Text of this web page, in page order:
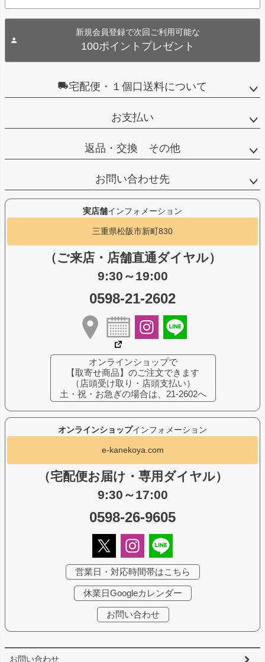
新規会員登録で次回ご利用可能な
100ポイントプレゼント
宅配便・１個口送料について
お支払い
返品・交換 その他
お問い合わせ先
お問い合わせ
オンラインショップインフォメーション
e-kanekoya.com
（宅配便お届け・専用ダイヤル）
9:30～17:00
0598-26-9605
営業日・対応時間帯はこちら
休業日Googleカレンダー
お問い合わせ
実店舗インフォメーション
三重県松阪市新町830
（ご来店・店舗直通ダイヤル）
9:30～19:00
0598-21-2602
オンラインショップで
【取寄せ商品】のご注文できます
（店頭受け取り・店頭支払い）
土・祝・お急ぎの場合は、21-2602へ